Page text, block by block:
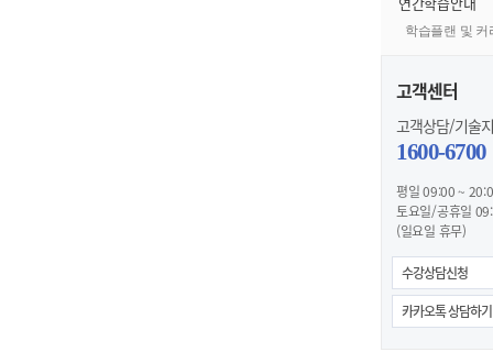
학습플랜 및 커
고객센터
고객상담/기술
1600-6700
평일 09:00 ~
토요일/공휴일
(일요일 휴무)
수강상담신청
카카오톡 상담하기